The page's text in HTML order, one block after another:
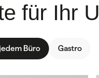
für Ihr
Büro Gastro